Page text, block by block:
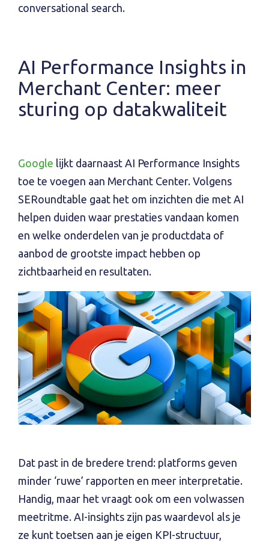
conversational search.
AI Performance Insights in
Merchant Center: meer
sturing op datakwaliteit
Google lijkt daarnaast AI Performance Insights
toe te voegen aan Merchant Center. Volgens
SERoundtable gaat het om inzichten die met AI
helpen duiden waar prestaties vandaan komen
en welke onderdelen van je productdata of
aanbod de grootste impact hebben op
zichtbaarheid en resultaten.
Dat past in de bredere trend: platforms geven
minder ‘ruwe’ rapporten en meer interpretatie.
Handig, maar het vraagt ook om een volwassen
meetritme. AI-insights zijn pas waardevol als je
ze kunt toetsen aan je eigen KPI-structuur,